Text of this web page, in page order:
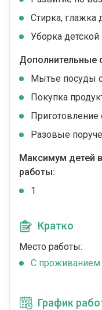
Стирка, глажка
Уборка
Дополнительные
Мытье посуды
Покупка
Разовые
Максимум детей
работы:
1
Кратко
Место работы:
C проживанием
График